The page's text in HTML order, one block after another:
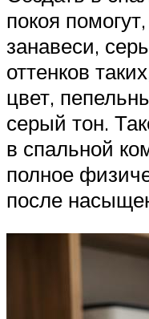
покоя
занавеси,
оттенков
цвет,
серый тон.
в спальной
полное
после